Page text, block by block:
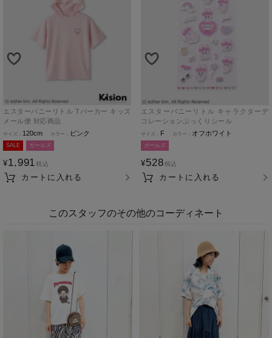
エスターバニーリトル Tパーカー キッズ
メール便 対応商品
120cm
ピンク
SALE ガールズ
¥1,991 税込
カートに入れる
エスターバニーリトル キャラクターデ
コレーションぷっくりシール
F
オフホワイト
ガールズ
¥528税込
カートに入れる
このスタッフのその他のコーディネート